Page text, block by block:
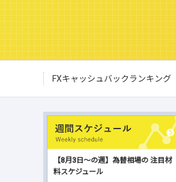
FXキャッシュバックランキング
【8月3日～の週】為替相場の 注目材
料スケジュール